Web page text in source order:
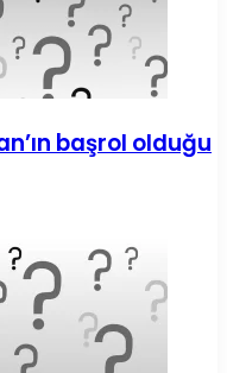
başrol olduğu